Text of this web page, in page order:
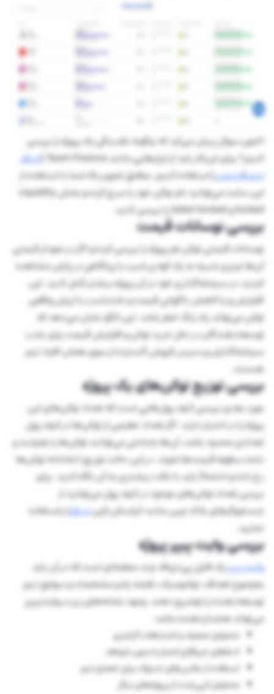
اکنون سوال پیش می‌آید که چگونه نقدینگی یک پروژه را بررسی
کنیم؟ برای این‌کار باید از ابزارهایی مانند Team Finance (
لینک
تیم فایننس) استفاده کنیم. مطابق تصویر بالا شما با استفاده از
این سایت می‌توانید نام توکن خود را سرچ کرده و بخش Liquidity
locked و token locked را بررسی کنید.
بررسی نوسانات قیمت
نوسانات قیمتی توکن هر پروژه را بررسی کرده و اگر در نمودار قیمتی
آ‌ن‌ها چیزی شبیه به یک کوه پر شیب با پرتگاهی در پایان مشاهده
کردید، در سرمایه‌گذاری خود در آن پروژه بیشتر تأمل کنید. این
افزایش و یا کاهش ناگهانی قیمت و نامتناسب با ارزش واقعی
توکن می‌تواند یک زنگ خطر باشد. این الگو نشان می‌دهد که
توسعه‌دهندگان در حال خرید توکن و افزایش قیمت برای جذب
سرمایه‌گذاران و سپس فروش گسترده از سوی همان افراد تیم
هستند.
بررسی توزیع توکن‌های یک پروژه
مورد بعدی بررسی کیف پول‌هایی است که تعداد توکن‌های این
پروژه را در اختیار دارند. اگر تعداد عظیمی از توکن‌ها در کیف پول
تعدادی محدود باشد، آن‌ها به‌راحتی می‌توانند توکن‌ها را بفرشند و
باعث سقوط قیمت‌ها شوند. در این حالت توزیع ناعادلانه توکن‌ها
رخ داده و احتمالاً باید با دقت بیشتری به آن نگاه کنید. برای
بررسی تعداد توکن‌های موجود در کیف پول می‌توانید از
جستجوگرهای بلاک چین مانند اتراسکن (اینلینک) یاستفاده
نمایید.
بررسی وایت پیپر پروژه
وایت پیپریک فایل پی‌دی‌اف چند صفحه‌ای است که در آن باید
به‌وضوح اهداف، توکنومیک، نقشه راه و مشخصات و سوابق تیم
توسعه‌دهنده را توضیح دهند. وجود نشانه‌های زیر در وایت‌پیپر
می‌تواند هشداردهنده باشد:
محتوای ضعیف و اشتباهات گرامری
ادعاهای غیرقابل‌اعتبار یا بدون شواهد
استفاده از عکس‌های استوک برای اعضای تیم
محتوای کپی‌شده از پروژه‌های دیگر